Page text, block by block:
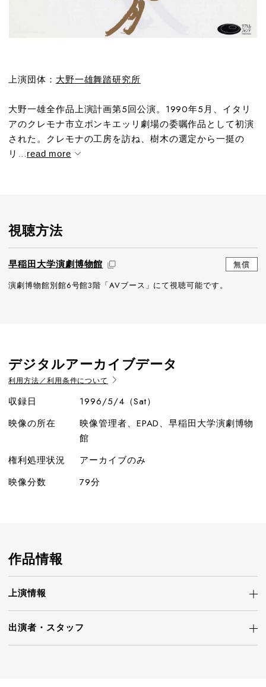
上演団体： 大野一雄舞踏研究所
大野一雄全作品上演計画第5回公演。1990年5月、イタリ
アのクレモナ市立ポンキエッリ劇場の委嘱作品として初演
された。クレモナの工房を訪ね、樹木の選定から一挺の
リ...read more
視聴方法
早稲田大学演劇博物館
無償
演劇博物館別館6号館3階「AVブース」にて視聴可能です。
デジタルアーカイブデータ
利用方法／利用条件について
収録日
1996/5/4（Sat）
映像の所在
映像管理者、EPAD、早稲田大学演劇博物
館
権利処理状況
アーカイブのみ
映像分数
79分
作品情報
上演情報
出演者・ スタッフ